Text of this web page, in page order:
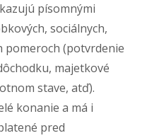
písomnými
sociálnych,
pomeroch (potvrdenie
majetkové
stave, atď).
konanie a má i
pred